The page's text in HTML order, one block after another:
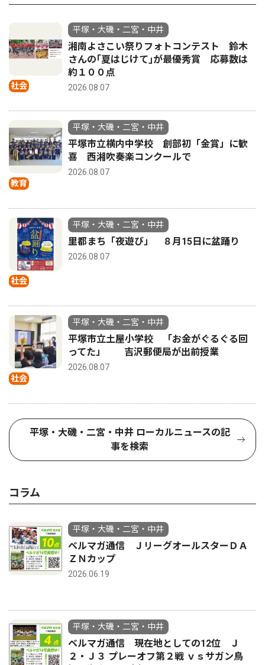
社会
平塚・大磯・二宮・中井
湘南よさこい祭りフォトコンテスト 鈴木
さんの｢夏はじけて｣が最優秀賞 応募数は
約１００点
2026.08.07
教育
平塚・大磯・二宮・中井
平塚市立横内中学校 創部初「金賞」に歓
喜 西湘吹奏楽コンクールで
2026.08.07
社会
平塚・大磯・二宮・中井
里都まち「夜遊び」 ８月15日に盆踊り
2026.08.07
社会
平塚・大磯・二宮・中井
平塚市立土屋小学校 「お金がぐるぐる回
ってた」 吉沢郵便局が出前授業
2026.08.07
平塚・大磯・二宮・中井 ローカルニュースの記
事を検索
コラム
平塚・大磯・二宮・中井
ベルマガ通信 ＪリーグオールスターＤＡ
ＺＮカップ
2026.06.19
平塚・大磯・二宮・中井
ベルマガ通信 現在地としての12位 Ｊ
２・Ｊ３ プレーオフ第２戦 ｖｓサガン鳥